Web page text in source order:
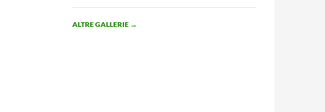
ALTRE GALLERIE →